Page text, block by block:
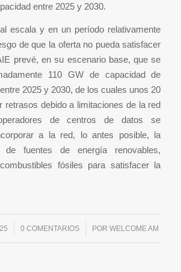
entre 2025 y 2030.
escala y en un período relativamente
de que la oferta no pueda satisfacer
prevé, en su escenario base, que se
110 GW de capacidad de
2025 y 2030, de los cuales unos 20
retrasos debido a limitaciones de la red
de centros de datos se
a la red, lo antes posible, la
de fuentes de energía renovables,
fósiles para satisfacer la
0 COMENTARIOS
/ POR WELCOME AM